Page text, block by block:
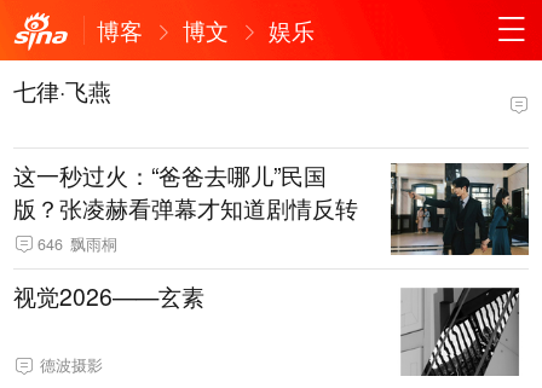
博客 博文
娱乐
七律·飞燕
这一秒过火：“爸爸去哪儿”民国
版？张凌赫看弹幕才知道剧情反转
646 飘雨桐
视觉2026——玄素
德波摄影